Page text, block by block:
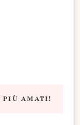
PIÙ AMATI!